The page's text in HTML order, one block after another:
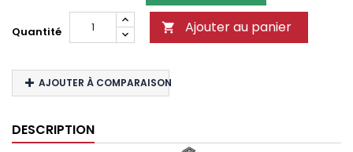
Quantité  Ajouter au panier
AJOUTER À COMPARAISON
DESCRIPTION